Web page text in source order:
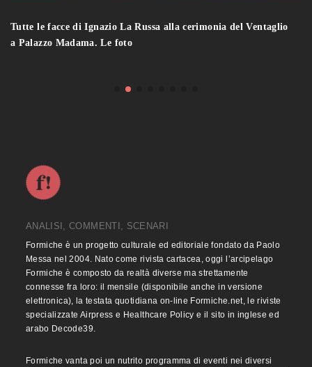
Tutte le facce di Ignazio La Russa alla cerimonia del Ventaglio
a Palazzo Madama. Le foto
ANALISI, COMMENTI, SCENARI
Formiche è un progetto culturale ed editoriale fondato da Paolo
Messa nel 2004. Nato come rivista cartacea, oggi l’arcipelago
Formiche è composto da realtà diverse ma strettamente
connesse fra loro: il mensile (disponibile anche in versione
elettronica), la testata quotidiana on-line Formiche.net, le riviste
specializzate Airpress e Healthcare Policy e il sito in inglese ed
arabo Decode39.
Formiche vanta poi un nutrito programma di eventi nei diversi